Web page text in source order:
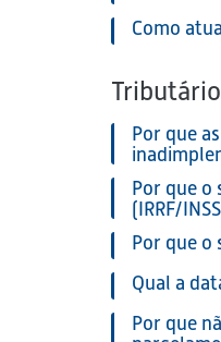
Como
Tributário
Por que
Por que o
(IRRF/
Por que o
Qual a
Por que